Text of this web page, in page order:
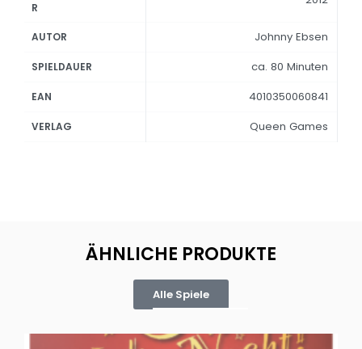
R
AUTOR Johnny Ebsen
SPIELDAUER ca. 80 Minuten
EAN 4010350060841
VERLAG Queen Games
ÄHNLICHE PRODUKTE
Alle Spiele